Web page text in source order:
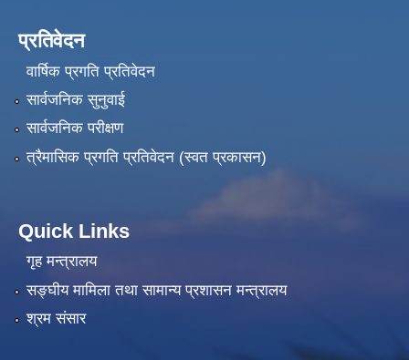
प्रतिवेदन
वार्षिक प्रगति प्रतिवेदन
सार्वजनिक सुनुवाई
सार्वजनिक परीक्षण
त्रैमासिक प्रगति प्रतिवेदन (स्वत प्रकासन)
Quick Links
गृह मन्त्रालय
सङ्‍घीय मामिला तथा सामान्य प्रशासन मन्त्रालय
श्रम संसार